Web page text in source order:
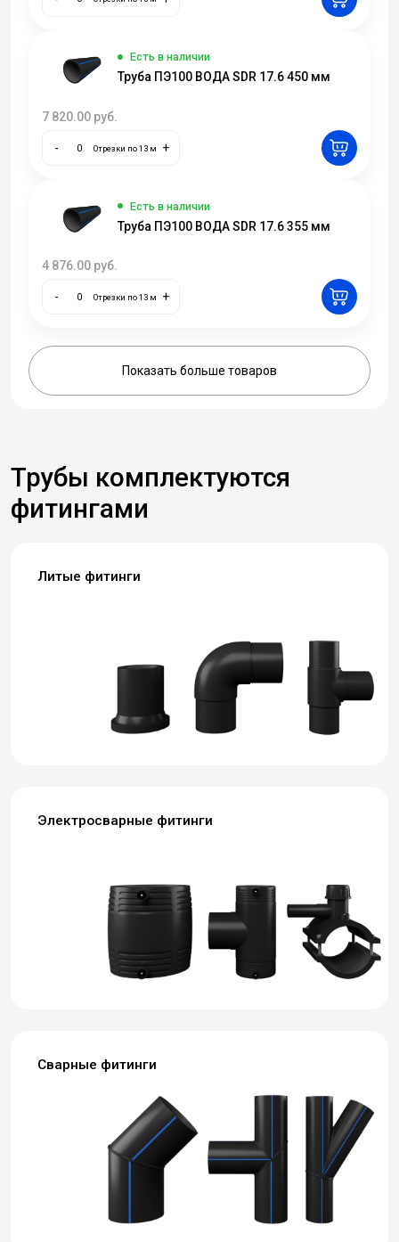
Есть в наличии
Труба ПЭ100 ВОДА SDR 17.6 450 мм
7 820.00 руб.
- Отрезки по 13 м +
Есть в наличии
Труба ПЭ100 ВОДА SDR 17.6 355 мм
4 876.00 руб.
- Отрезки по 13 м +
Показать больше товаров
Трубы комплектуются
фитингами
Литые фитинги
Электросварные фитинги
Сварные фитинги